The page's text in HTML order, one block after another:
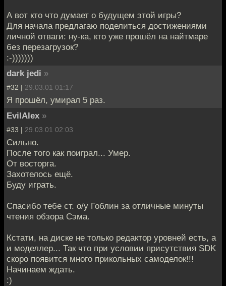
А вот кто что думает о будущем этой игры?
Для начала предлагаю поделиться достижениями
личной отваги: ну-ка, кто уже прошёл на найтмаре
без перезагрузок?
:-)))))))
dark jedi »
#32 | 29.03.01 01:17
Я прошёл, умирал 5 раз.
EvilAlex »
#33 | 29.03.01 02:03
Сильно.
После того как поиграл... Умер.
От восторга.
Захотелось ещё.
Буду играть.
Спасибо тебе ст. о/у Гоблин за отличные минуты
чтения обзора Сэма.
Кстати, на диске не только редактор уровней есть, а
и моделлер... Так что при условии присутствия SDK
скоро появится много прикольных самоделок!!!
Начинаем ждать.
:)